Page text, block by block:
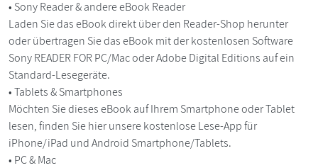
• Sony Reader & andere eBook Reader
Laden Sie das eBook direkt über den Reader-Shop herunter
oder übertragen Sie das eBook mit der kostenlosen Software
Sony READER FOR PC/Mac oder Adobe Digital Editions auf ein
Standard-Lesegeräte.
• Tablets & Smartphones
Möchten Sie dieses eBook auf Ihrem Smartphone oder Tablet
lesen, finden Sie hier unsere kostenlose Lese-App für
iPhone/iPad und Android Smartphone/Tablets.
• PC & Mac